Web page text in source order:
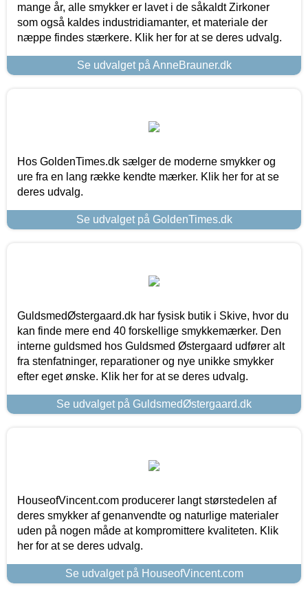
mange år, alle smykker er lavet i de såkaldt Zirkoner
som også kaldes industridiamanter, et materiale der
næppe findes stærkere. Klik her for at se deres udvalg.
Se udvalget på AnneBrauner.dk
Hos GoldenTimes.dk sælger de moderne smykker og
ure fra en lang række kendte mærker. Klik her for at se
deres udvalg.
Se udvalget på GoldenTimes.dk
GuldsmedØstergaard.dk har fysisk butik i Skive, hvor du
kan finde mere end 40 forskellige smykkemærker. Den
interne guldsmed hos Guldsmed Østergaard udfører alt
fra stenfatninger, reparationer og nye unikke smykker
efter eget ønske. Klik her for at se deres udvalg.
Se udvalget på GuldsmedØstergaard.dk
HouseofVincent.com producerer langt størstedelen af
deres smykker af genanvendte og naturlige materialer
uden på nogen måde at kompromittere kvaliteten. Klik
her for at se deres udvalg.
Se udvalget på HouseofVincent.com